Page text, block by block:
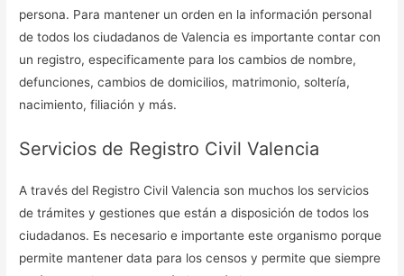
persona. Para mantener un orden en la información personal
de todos los ciudadanos de Valencia es importante contar con
un registro, especificamente para los cambios de nombre,
defunciones, cambios de domicilios, matrimonio, soltería,
nacimiento, filiación y más.
Servicios de Registro Civil Valencia
A través del Registro Civil Valencia son muchos los servicios
de trámites y gestiones que están a disposición de todos los
ciudadanos. Es necesario e importante este organismo porque
permite mantener data para los censos y permite que siempre